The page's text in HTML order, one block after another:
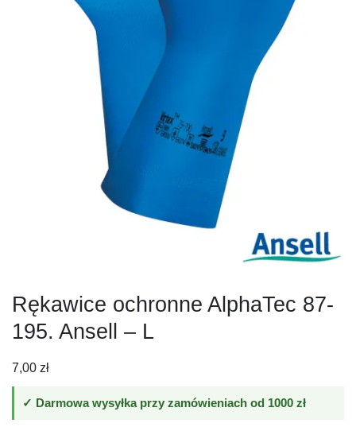
Rękawice ochronne AlphaTec 87-
195. Ansell – L
7,00 zł
✓ Darmowa wysyłka przy zamówieniach od 1000 zł